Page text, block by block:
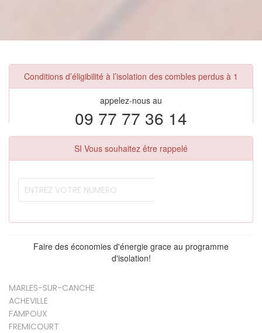
Conditions d’éligibilité à l’isolation des combles perdus à 1
appelez-nous au
09 77 77 36 14
SI Vous souhaitez être rappelé
Faire des économies d'énergie grace au programme
d'isolation!
MARLES-SUR-CANCHE
ACHEVILLE
FAMPOUX
FREMICOURT